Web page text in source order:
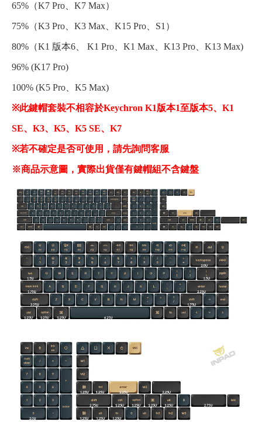
65%（K7 Pro、K7 Max）
75%（K3 Pro、K3 Max、K15 Pro、S1）
80%（K1 版本6、 K1 Pro、K1 Max、K13 Pro、K13 Max)
96% (K17 Pro)
100% (K5 Pro、K5 Max)
※此鍵帽套裝不相容於Keychron K1版本1至版本5、K1
SE、K3、K5、K5 SE、K7
※若不確定是否可使用，請先詢問客服
※商品示意圖，實際出貨僅有鍵帽組不含鍵盤